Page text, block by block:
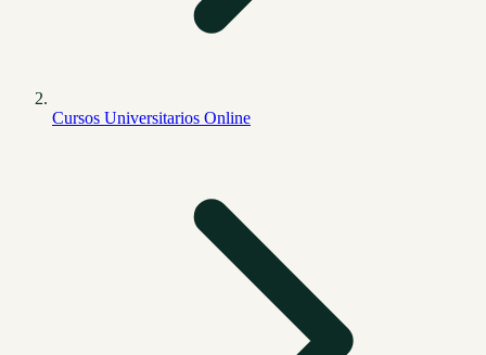
Cursos Universitarios Online